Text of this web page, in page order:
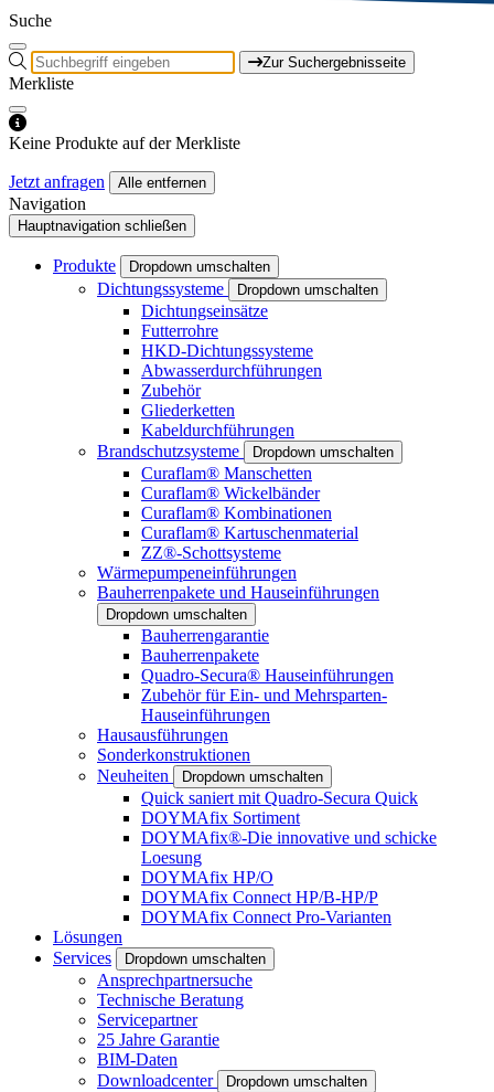
Suche
Zur Suchergebnisseite
Merkliste
Keine Produkte auf der Merkliste
Jetzt anfragen Alle entfernen
Navigation
Hauptnavigation schließen
Produkte Dropdown umschalten
Dichtungssysteme Dropdown umschalten
Dichtungseinsätze
Futterrohre
HKD-Dichtungssysteme
Abwasserdurchführungen
Zubehör
Gliederketten
Kabeldurchführungen
Brandschutzsysteme
Dropdown umschalten
Curaflam® Manschetten
Curaflam® Wickelbänder
Curaflam® Kombinationen
Curaflam® Kartuschenmaterial
ZZ®-Schottsysteme
Wärmepumpeneinführungen
Bauherrenpakete und Hauseinführungen
Dropdown umschalten
Bauherrengarantie
Bauherrenpakete
Quadro-Secura® Hauseinführungen
Zubehör für Ein- und Mehrsparten-
Hauseinführungen
Hausausführungen
Sonderkonstruktionen
Neuheiten
Dropdown umschalten
Quick saniert mit Quadro-Secura Quick
DOYMAfix Sortiment
DOYMAfix®-Die innovative und schicke
Loesung
DOYMAfix HP/O
DOYMAfix Connect HP/B-HP/P
DOYMAfix Connect Pro-Varianten
Lösungen
Services
Dropdown umschalten
Ansprechpartnersuche
Technische Beratung
Servicepartner
25 Jahre Garantie
BIM-Daten
Downloadcenter
Dropdown umschalten